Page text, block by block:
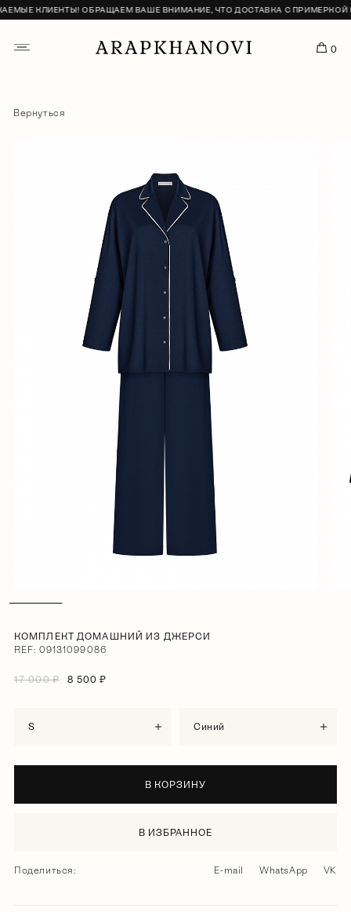
КЛИЕНТЫ! ОБРАЩАЕМ ВАШЕ ВНИМАНИЕ, ЧТО ДОСТАВКА С ПРИМЕРКОЙ
0
Вернуться
КОМПЛЕКТ ДОМАШНИЙ ИЗ ДЖЕРСИ
REF: 09131099086
17 000 ₽ 8 500 ₽
S синий
В КОРЗИНУ
В ИЗБРАННОЕ
Поделиться: E-mail WhatsApp VK